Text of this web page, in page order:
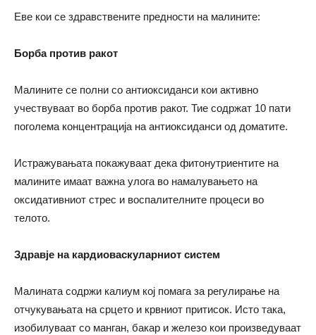
Еве кои се здравствените предности на малините:
Борба против ракот
Малините се полни со антиоксиданси кои активно
учествуваат во борба против ракот. Тие содржат 10 пати
поголема концентрација на антиоксиданси од доматите.
Истражувањата покажуваат дека фитонутриентите на
малините имаат важна улога во намалувањето на
оксидативниот стрес и воспалителните процеси во
телото.
Здравје на кардиоваскуларниот систем
Малината содржи калиум кој помага за регулирање на
отчукувањата на срцето и крвниот притисок. Исто така,
изобилуваат со манган, бакар и железо кои произведуваат